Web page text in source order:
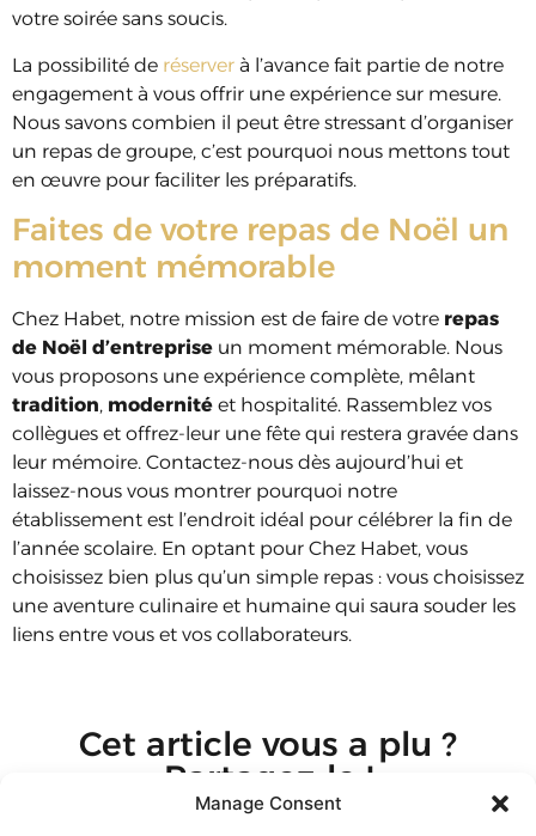
Manage Consent
votre soirée sans soucis.
La possibilité de réserver à l’avance fait partie de notre
engagement à vous offrir une expérience sur mesure.
Nous savons combien il peut être stressant d’organiser
un repas de groupe, c’est pourquoi nous mettons tout
en œuvre pour faciliter les préparatifs.
Faites de votre repas de Noël un
moment mémorable
Chez Habet, notre mission est de faire de votre repas
de Noël d’entreprise un moment mémorable. Nous
vous proposons une expérience complète, mêlant
tradition, modernité et hospitalité. Rassemblez vos
collègues et offrez-leur une fête qui restera gravée dans
leur mémoire. Contactez-nous dès aujourd’hui et
laissez-nous vous montrer pourquoi notre
établissement est l’endroit idéal pour célébrer la fin de
l’année scolaire. En optant pour Chez Habet, vous
choisissez bien plus qu’un simple repas : vous choisissez
une aventure culinaire et humaine qui saura souder les
liens entre vous et vos collaborateurs.
Cet article vous a plu ?
Partagez-le !